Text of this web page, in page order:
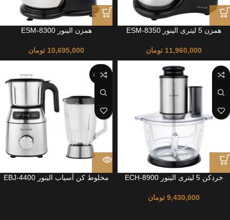
همزن 5 لیتری الینور ESM-8350
11,960,000 تومان
همزن الینور ESM-8300
10,695,000 تومان
خردکن 5 لیتری الینور ECH-8900
9,430,000 تومان
ناموجود
مخلوط کن آسیاب الینور EBJ-4400